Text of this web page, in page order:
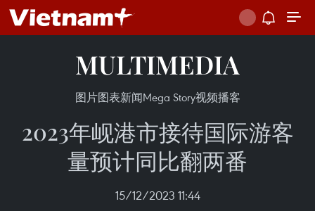
MULTIMEDIA
图片图表新闻Mega Story视频播客
2023年岘港市接待国际游客
量预计同比翻两番
15/12/2023 11:44